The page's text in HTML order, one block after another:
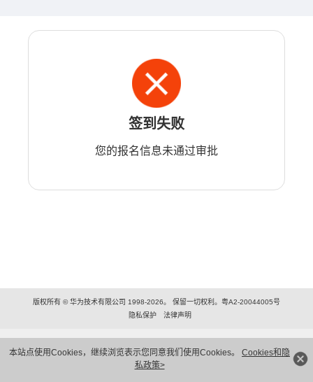
本站点使用Cookies，继续浏览表示您同意我们使用Cookies。 Cookies和隐
私政策>
签到失败
您的报名信息未通过审批
版权所有 © 华为技术有限公司 1998-2026。 保留一切权利。粤A2-20044005号
隐私保护
法律声明